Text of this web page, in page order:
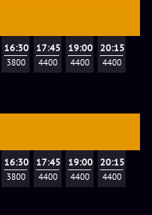
16:30
3800
17:45
4400
19:00
4400
20:15
4400
16:30
3800
17:45
4400
19:00
4400
20:15
4400